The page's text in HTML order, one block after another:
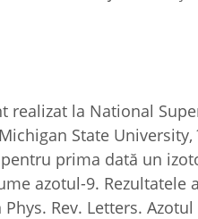
realizat la National
State
prima dată un
azotul-9. Rezultatele
Rev. Letters.